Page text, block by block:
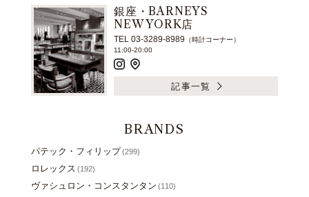
銀座・BARNEYS
NEW YORK店
TEL 03-3289-8989 （時計コーナー）
11:00-20:00
記事一覧
BRANDS
パテック・フィリップ(299)
ロレックス (192)
ヴァシュロン・コンスタンタン (110)